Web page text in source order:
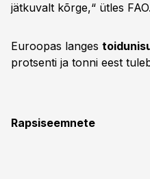
jätkuvalt kõrge,“ ütles FAO.
Euroopas langes
protsenti ja tonni eest
Rapsiseemnete